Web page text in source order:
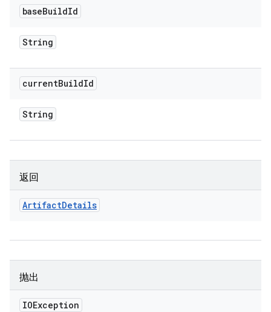
baseBuildId
String
currentBuildId
String
返回
ArtifactDetails
抛出
IOException